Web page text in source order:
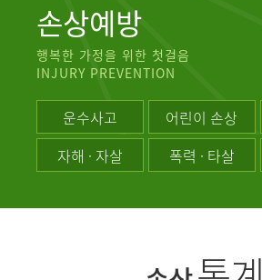
손상예방
행복한 가정을 위한 첫걸음
INJURY PREVENTION
운수사고 어린이 손상
자해 · 자살
폭력 · 타살